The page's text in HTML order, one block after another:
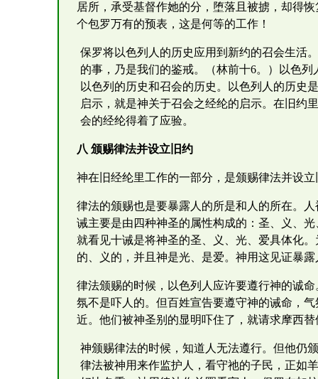
居所，承受基督作她的分，堕落且被掳，却得
个包罗万有的预表，这是何等的工作！
保罗将以色列人的历史应用到新约的召会生活
的事，乃是我们的鉴戒。（林前十6。）以色
以色列的历史和召会的历史。以色列人的历史
启示，就是神关于召会之经纶的启示。在旧约
会的经纶得着了应验。
八 颁赐律法并设立旧约
神在旧经纶里工作的一部分，是颁赐律法并设
律法的颁赐也是要暴露人的所是和人的所在。
诫主要是由四种神圣的属性构成的：圣、义、
就看见十诫是将神圣的圣、义、光、爱具体化
的、义的，并且神是光、是爱。神用这见证暴
律法颁赐的时候，以色列人应许要遵行神的诚
氛不是吓人的。但百姓宣告要遵守神的诫命，
近。他们被神圣别的显明吓住了，就请求摩西
神颁赐律法的时候，知道人无法遵行。但他仍
律法被神用来作监护人，看守祂的子民，正如